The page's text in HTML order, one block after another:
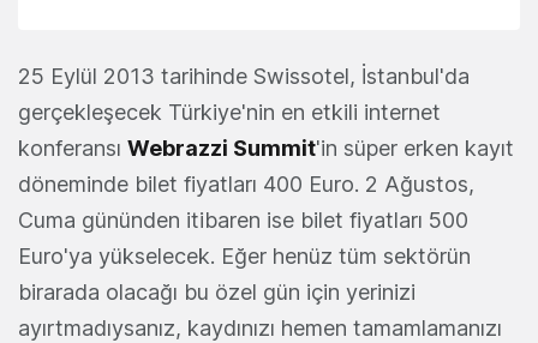
25 Eylül 2013 tarihinde Swissotel, İstanbul'da
gerçekleşecek Türkiye'nin en etkili internet
konferansı Webrazzi Summit'in süper erken kayıt
döneminde bilet fiyatları 400 Euro. 2 Ağustos,
Cuma gününden itibaren ise bilet fiyatları 500
Euro'ya yükselecek. Eğer henüz tüm sektörün
birarada olacağı bu özel gün için yerinizi
ayırtmadıysanız, kaydınızı hemen tamamlamanızı